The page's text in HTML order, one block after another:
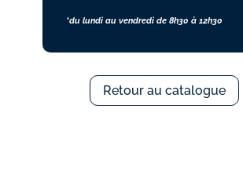
*du lundi au vendredi de 8h30 à 12h30
Retour au catalogue